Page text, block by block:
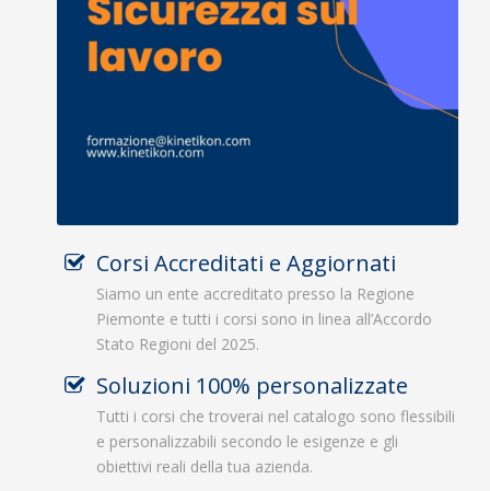
Corsi Accreditati e Aggiornati
Siamo un ente accreditato presso la Regione
Piemonte e tutti i corsi sono in linea all’Accordo
Stato Regioni del 2025.
Soluzioni 100% personalizzate
Tutti i corsi che troverai nel catalogo sono flessibili
e personalizzabili secondo le esigenze e gli
obiettivi reali della tua azienda.